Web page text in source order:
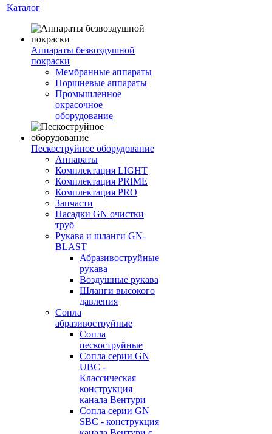
Каталог
Аппараты безвоздушной
покраски
Мембранные аппараты
Поршневые аппараты
Промышленное
окрасочное
оборудование
Пескоструйное оборудование
Аппараты
Комплектация LIGHT
Комплектация PRIME
Комплектация PRO
Запчасти
Насадки GN очистки
труб
Рукава и шланги GN-
BLAST
Абразивоструйные
рукава
Воздушные рукава
Шланги высокого
давления
Сопла
абразивоструйные
Сопла
пескоструйные
Сопла серии GN
UBC -
Классическая
конструкция
канала Вентури
Сопла серии GN
SBC - конструкция